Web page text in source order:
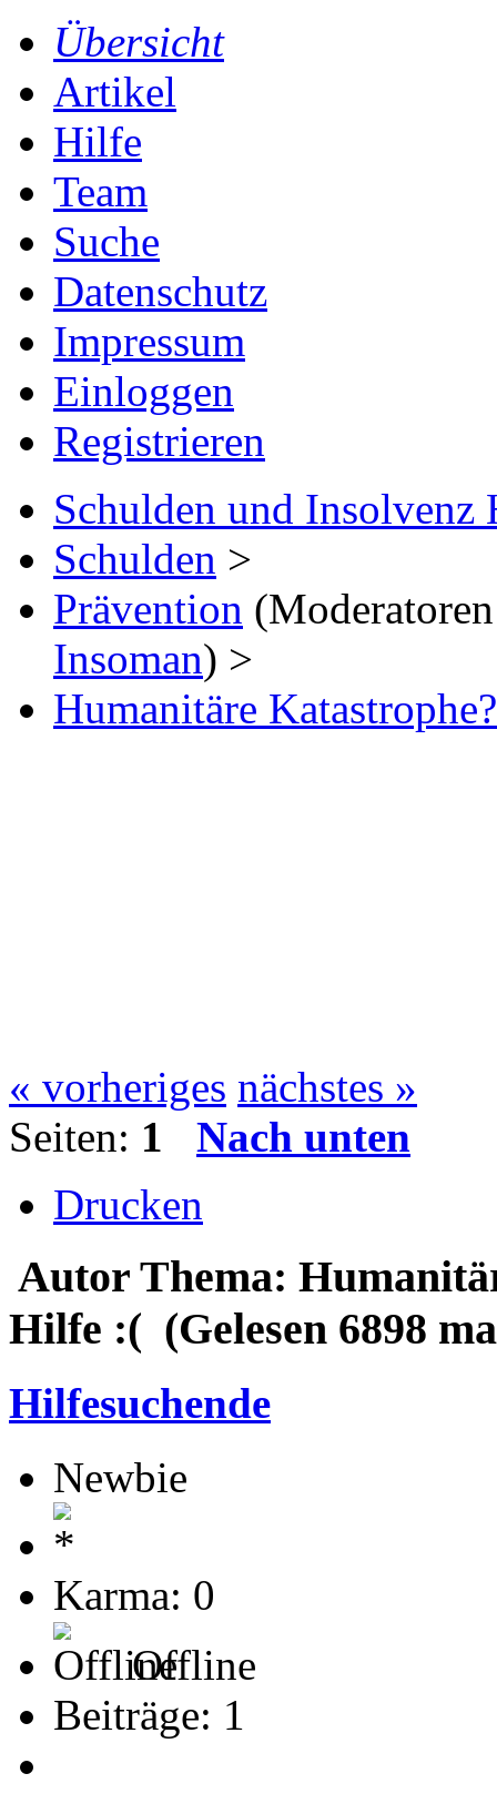
Übersicht
Artikel
Hilfe
Team
Suche
Datenschutz
Impressum
Einloggen
Registrieren
Schulden und Insolvenz
Schulden >
Prävention
Insoman) >
Humanitäre
« vorheriges nächstes »
Seiten: 1
Nach unten
Drucken
Autor Thema:
Hilfe :( (Gelesen 6898
Hilfesuchende
Newbie
Karma: 0
Offline
Beiträge: 1